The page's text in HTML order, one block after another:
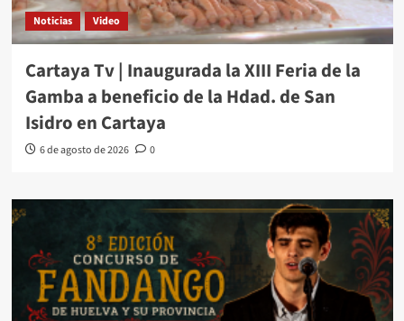
Noticias Video
Cartaya Tv | Inaugurada la XIII Feria de la
Gamba a beneficio de la Hdad. de San
Isidro en Cartaya
6 de agosto de 2026 0